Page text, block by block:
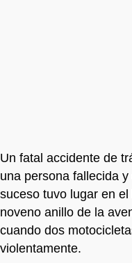
Un fatal accidente de
una persona fallecida
suceso tuvo lugar en
noveno anillo de la
cuando dos
violentamente.